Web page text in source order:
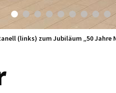
(links) zum Jubiläum „50